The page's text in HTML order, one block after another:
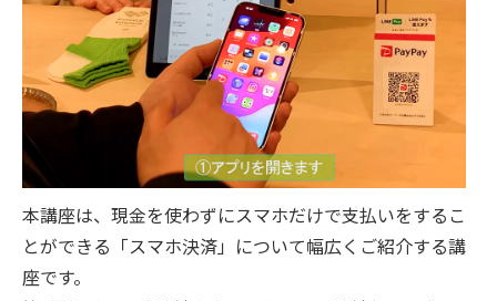
本講座は、現金を使わずにスマホだけで支払いをするこ
とができる「スマホ決済」について幅広くご紹介する講
座です。